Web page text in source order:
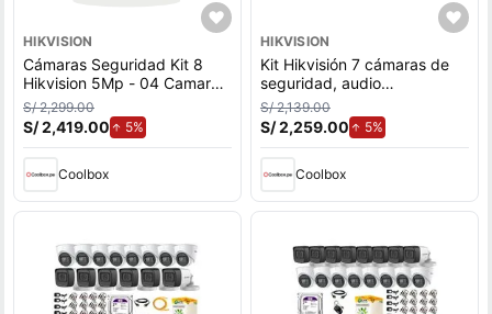
HIKVISION
Cámaras Seguridad Kit 8
Hikvision 5Mp - 04 Camaras
Audio Incorporado + Disco
Duro 2Tb
S/ 2,299.00
S/ 2,419.00 5%
Coolbox
HIKVISION
Kit Hikvisión 7 cámaras de
seguridad, audio
incorporado, 5MP completo
P2p + Disco duro 2tb
S/ 2,139.00
S/ 2,259.00 5%de aumento.
Coolbox